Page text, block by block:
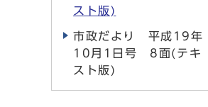
スト版)
市政だより 平成19年
10月1日号 8面(テキ
スト版)